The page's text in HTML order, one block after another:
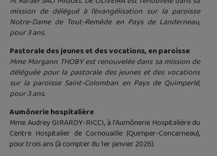
mission de délégué à l’évangélisation sur la paroisse
Notre-Dame de Tout-Remède en Pays de Landerneau,
pour 3 ans.
Pastorale des jeunes et des vocations, en paroisse
Mme Morgann THOBY est renouvelée dans sa mission de
déléguée pour la pastorale des jeunes et des vocations
sur la paroisse Saint-Colomban en Pays de Quimperlé,
pour 3 ans.
Aumônerie hospitalière
Mme Audrey GIRARDY-RICCI, à l’Aumônerie Hospitalière du
Centre Hospitalier de Cornouaille (Quimper-Concarneau),
pour trois ans (à compter du 1er janvier 2026).